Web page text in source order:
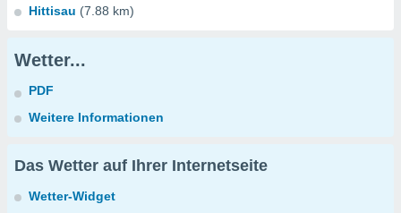
Hittisau (7.88 km)
Wetter...
PDF
Weitere Informationen
Das Wetter auf Ihrer Internetseite
Wetter-Widget